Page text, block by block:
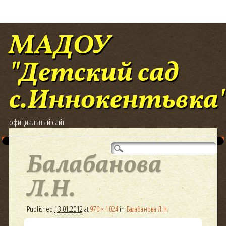
МАДОУ
"Детский сад
официальный сайт
Main menu
Skip
content
Балабанова
Л.Н.
Published 13.01.2012 at970 × 1024in Балабанова Л.Н.